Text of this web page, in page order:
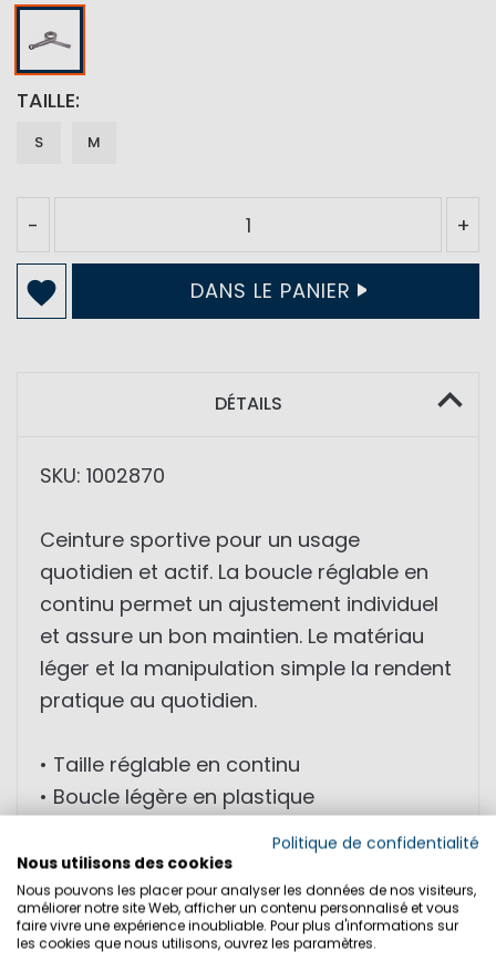
TAILLE
S M
- +
DANS LE PANIER
DÉTAILS
SKU: 1002870
Ceinture sportive pour un usage
quotidien et actif. La boucle réglable en
continu permet un ajustement individuel
et assure un bon maintien. Le matériau
léger et la manipulation simple la rendent
pratique au quotidien.
• Taille réglable en continu
• Boucle légère en plastique
• Ouverture et fermeture faciles
• Maintien sûr
• Design sportif avec logo
TAILLES:
Politique de confidentialité
Nous utilisons des cookies
Nous pouvons les placer pour analyser les données de nos visiteurs,
améliorer notre site Web, afficher un contenu personnalisé et vous
faire vivre une expérience inoubliable. Pour plus d'informations sur
les cookies que nous utilisons, ouvrez les paramètres.